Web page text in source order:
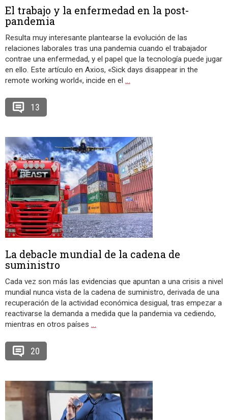
El trabajo y la enfermedad en la post-
pandemia
Resulta muy interesante plantearse la evolución de las
relaciones laborales tras una pandemia cuando el trabajador
contrae una enfermedad, y el papel que la tecnología puede jugar
en ello. Este artículo en Axios, «Sick days disappear in the
remote working world«, incide en el …
13
La debacle mundial de la cadena de
suministro
Cada vez son más las evidencias que apuntan a una crisis a nivel
mundial nunca vista de la cadena de suministro, derivada de una
recuperación de la actividad económica desigual, tras empezar a
reactivarse la demanda a medida que la pandemia va cediendo,
mientras en otros países …
20